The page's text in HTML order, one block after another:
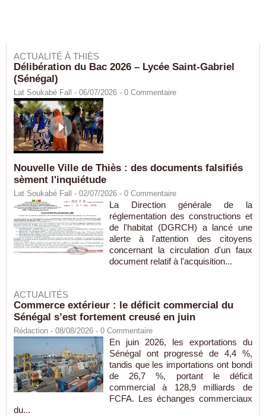
ACTUALITÉ À THIÈS
Délibération du Bac 2026 – Lycée Saint-Gabriel
(Sénégal)
Lat Soukabé Fall - 06/07/2026 - 0 Commentaire
Nouvelle Ville de Thiès : des documents falsifiés
sèment l'inquiétude
Lat Soukabé Fall - 02/07/2026 - 0 Commentaire
La Direction générale de la
réglementation des constructions et
de l'habitat (DGRCH) a lancé une
alerte à l'attention des citoyens
concernant la circulation d'un faux
document relatif à l'acquisition...
ACTUALITÉS
Commerce extérieur : le déficit commercial du
Sénégal s’est fortement creusé en juin
Rédaction - 08/08/2026 - 0 Commentaire
En juin 2026, les exportations du
Sénégal ont progressé de 4,4 %,
tandis que les importations ont bondi
de 26,7 %, portant le déficit
commercial à 128,9 milliards de
FCFA. Les échanges commerciaux
du...